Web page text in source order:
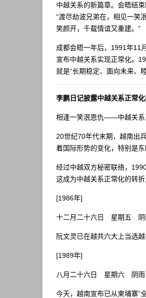
中越关系的新篇章。会晤结
“渡尽劫波兄弟在，相见一笑
笑颜开，千载情谊又重建。”
成都会晤一年后，1991年11
宣布中越关系实现正常化。
就是“长期稳定、面向未来、
李鹏日记披露中越关系正常
相逢一笑泯恩仇——中越关系
20世纪70年代末期，越南出
着国际形势的变化，特别是
经过中越双方秘密联络，
这成为中越关系正常化的转
[1986年]
十二月二十六日 星期五 阴
阮文灵已在越共六大上当选
[1989年]
八月二十六日 星期六 阴雨
今天，越南宣布已从柬埔寨“